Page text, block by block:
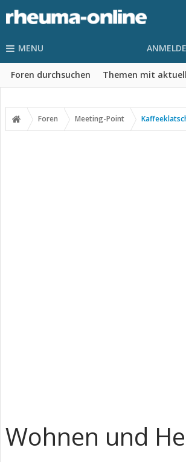
MENU
Foren durchsuchen Themen mit
Foren Meeting-Point
Wohnen und